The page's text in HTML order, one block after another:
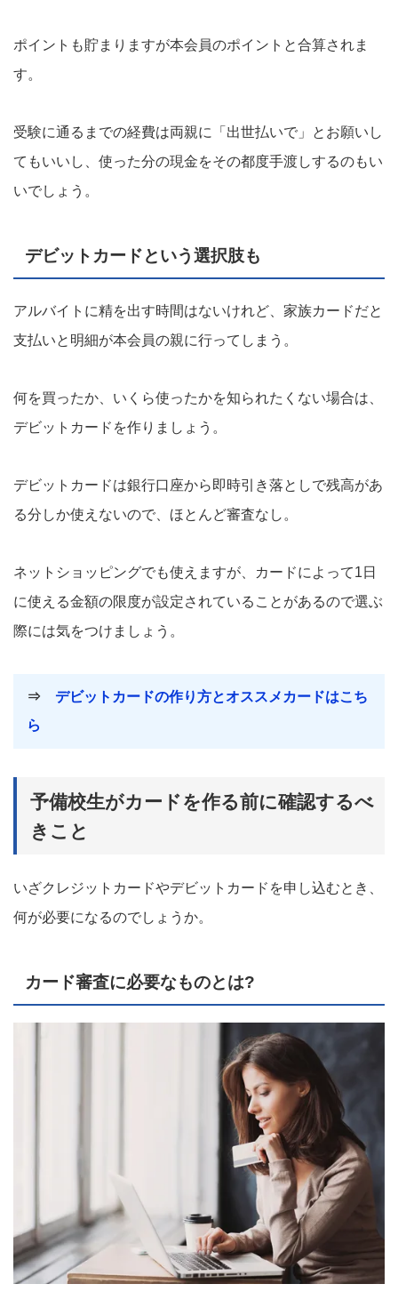
ポイントも貯まりますが本会員のポイントと合算されま
す。
受験に通るまでの経費は両親に「出世払いで」とお願いし
てもいいし、使った分の現金をその都度手渡しするのもい
いでしょう。
デビットカードという選択肢も
アルバイトに精を出す時間はないけれど、家族カードだと
支払いと明細が本会員の親に行ってしまう。
何を買ったか、いくら使ったかを知られたくない場合は、
デビットカードを作りましょう。
デビットカードは銀行口座から即時引き落としで残高があ
る分しか使えないので、ほとんど審査なし。
ネットショッピングでも使えますが、カードによって1日
に使える金額の限度が設定されていることがあるので選ぶ
際には気をつけましょう。
⇒ デビットカードの作り方とオススメカードはこち
ら
予備校生がカードを作る前に確認するべ
きこと
いざクレジットカードやデビットカードを申し込むとき、
何が必要になるのでしょうか。
カード審査に必要なものとは?